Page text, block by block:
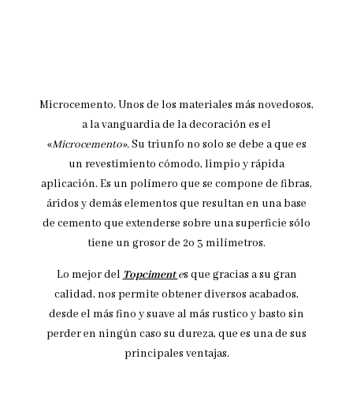
Microcemento. Unos de los materiales más novedosos,
a la vanguardia de la decoración es el
«Microcemento».Su triunfo no solo se debe a que es
un revestimiento cómodo, limpio y rápida
aplicación. Es un polímero que se compone de fibras,
áridos y demás elementos que resultan en una base
de cemento que extenderse sobre una superficie sólo
tiene un grosor de 2o 3 milímetros.
Lo mejor del Topcimentes que gracias a su gran
calidad, nos permite obtener diversos acabados,
desde el más fino y suave al más rustico y basto sin
perder en ningún caso su dureza, que es una de sus
principales ventajas.